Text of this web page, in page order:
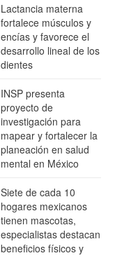
Lactancia materna
fortalece músculos y
encías y favorece el
desarrollo lineal de los
dientes
INSP presenta
proyecto de
investigación para
mapear y fortalecer la
planeación en salud
mental en México
Siete de cada 10
hogares mexicanos
tienen mascotas,
especialistas destacan
beneficios físicos y